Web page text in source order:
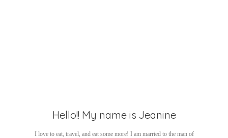
Hello!! My name is Jeanine
I love to eat, travel, and eat some more! I am married to the man of